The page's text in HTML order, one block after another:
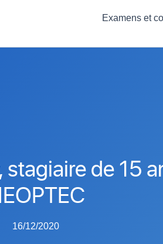
Examens et
stagiaire de 15
16/12/2020